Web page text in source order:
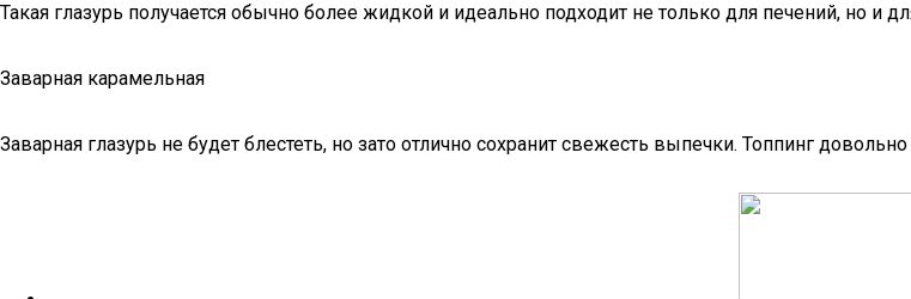
Такая глазурь получается обычно более жидкой и идеально подходит не только для печений, но и
Заварная карамельная
Заварная глазурь не будет блестеть, но зато отлично сохранит свежесть выпечки. Топпинг